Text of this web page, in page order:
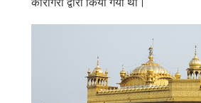
कारीगरों द्वारा किया गया था।